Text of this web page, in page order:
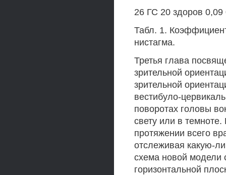
26 ГС 20 здоров 0,09
Табл. 1.
нистагма.
Третья глава
зрительной
зрительной
вестибуло-
поворотах головы
свету или в
протяжении всего
отслеживая какую-
схема новой модели
горизонтальной